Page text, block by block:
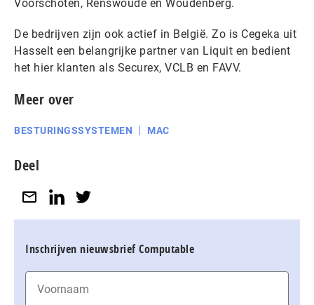
Voorschoten, Renswoude en Woudenberg.
De bedrijven zijn ook actief in België. Zo is Cegeka uit
Hasselt een belangrijke partner van Liquit en bedient
het hier klanten als Securex, VCLB en FAVV.
Meer over
BESTURINGSSYSTEMEN MAC
Deel
Inschrijven nieuwsbrief Computable